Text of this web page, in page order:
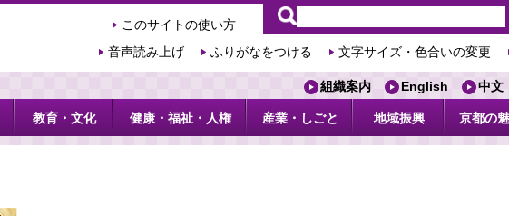
このサイトの使い方
音声読み上げ
ふりがなをつける 文字サイズ・色合いの変更
組織案内 English 中文
教育・文化 健康・福祉・人権 産業・しごと 地域振興 京都の